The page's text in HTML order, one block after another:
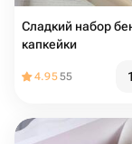
Сладкий набор бенто+
капкейки
4.9555